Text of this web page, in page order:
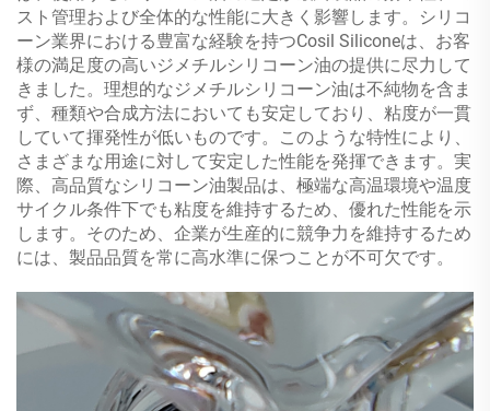
スト管理および全体的な性能に大きく影響します。シリコ
ーン業界における豊富な経験を持つCosil Siliconeは、お客
様の満足度の高いジメチルシリコーン油の提供に尽力して
きました。理想的なジメチルシリコーン油は不純物を含ま
ず、種類や合成方法においても安定しており、粘度が一貫
していて揮発性が低いものです。このような特性により、
さまざまな用途に対して安定した性能を発揮できます。実
際、高品質なシリコーン油製品は、極端な高温環境や温度
サイクル条件下でも粘度を維持するため、優れた性能を示
します。そのため、企業が生産的に競争力を維持するため
には、製品品質を常に高水準に保つことが不可欠です。